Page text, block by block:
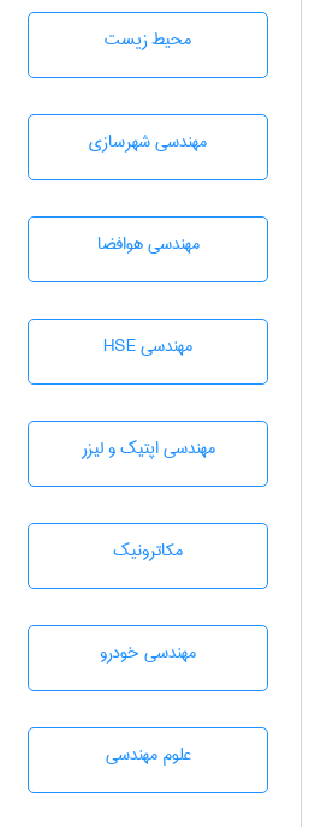
محيط زيست
مهندسی شهرسازی
مهندسی هوافضا
مهندسی HSE
مهندسی اپتیک و لیزر
مکاترونیک
مهندسی خودرو
علوم مهندسی